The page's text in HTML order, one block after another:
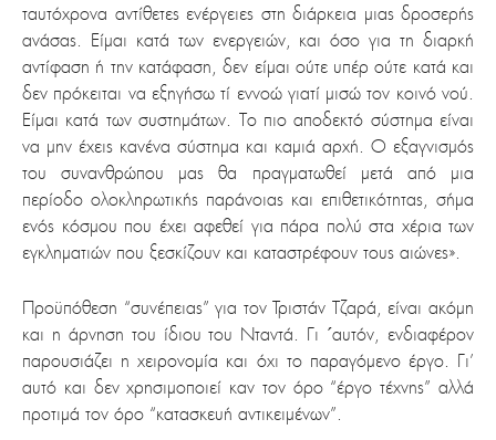
ταυτόχρονα αντίθετες ενέργειες στη διάρκεια μιας δροσερής
ανάσας. Είμαι κατά των ενεργειών, και όσο για τη διαρκή
αντίφαση ή την κατάφαση, δεν είμαι ούτε υπέρ ούτε κατά και
δεν πρόκειται να εξηγήσω τί εννοώ γιατί μισώ τον κοινό νού.
Είμαι κατά των συστημάτων. Το πιο αποδεκτό σύστημα είναι
να μην έχεις κανένα σύστημα και καμιά αρχή. Ο εξαγνισμός
του συνανθρώπου μας θα πραγματωθεί μετά από μια
περίοδο ολοκληρωτικής παράνοιας και επιθετικότητας, σήμα
ενός κόσμου που έχει αφεθεί για πάρα πολύ στα χέρια των
εγκληματιών που ξεσκίζουν και καταστρέφουν τους αιώνες».
Προϋπόθεση “συνέπειας” για τον Τριστάν Τζαρά, είναι ακόμη
και η άρνηση του ίδιου του Νταντά. Γι ´αυτόν, ενδιαφέρον
παρουσιάζει η χειρονομία και όχι το παραγόμενο έργο. Γι’
αυτό και δεν χρησιμοποιεί καν τον όρο “έργο τέχνης” αλλά
προτιμά τον όρο “κατασκευή αντικειμένων”.